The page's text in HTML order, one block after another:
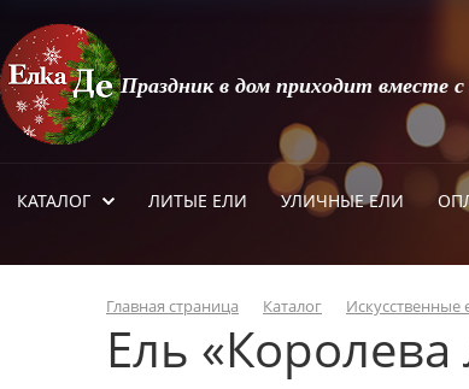
Праздник в дом приходит вместе
КАТАЛОГ ЛИТЫЕ ЕЛИ УЛИЧНЫЕ ЕЛИ
Главная страница Каталог Искусственные
Ель